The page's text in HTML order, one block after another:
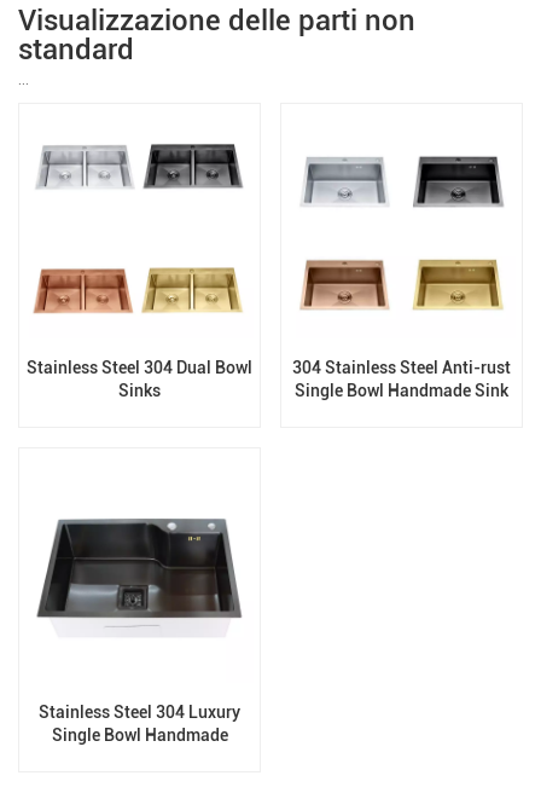
Visualizzazione delle parti non
standard
Stainless Steel 304 Dual Bowl
Sinks
304 Stainless Steel Anti-rust
Single Bowl Handmade Sink
Stainless Steel 304 Luxury
Single Bowl Handmade